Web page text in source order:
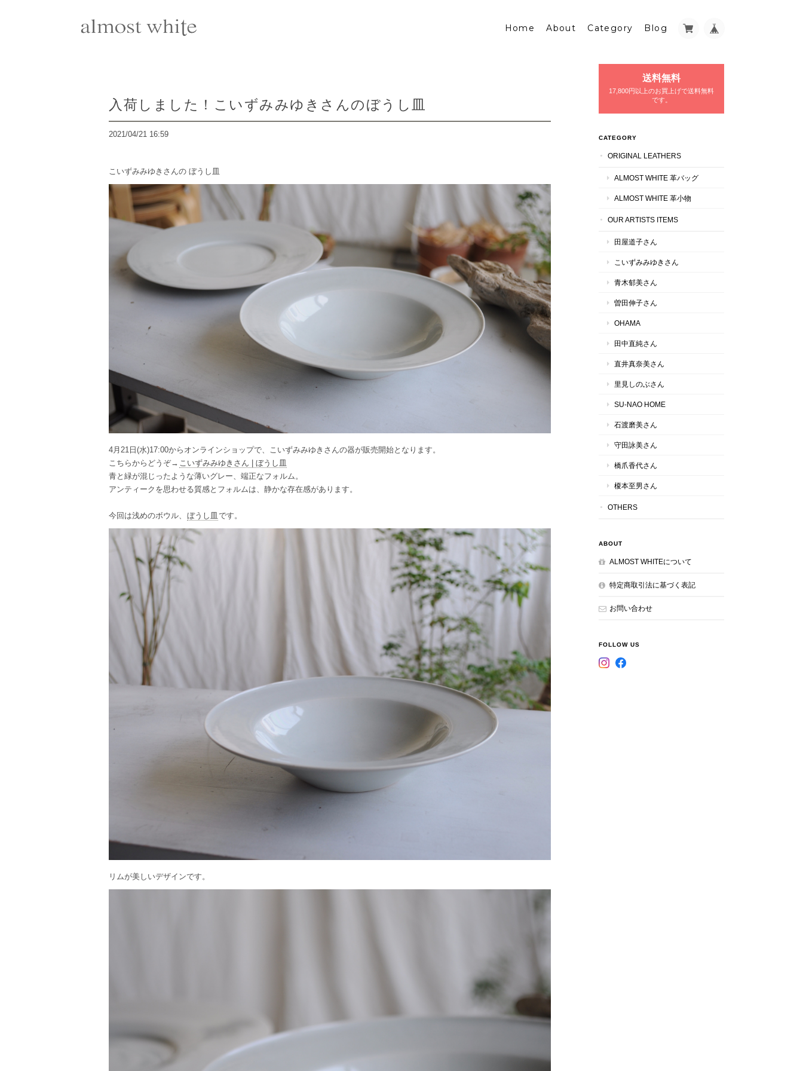
Home About Category Blog
入荷しました！こいずみみゆきさんのぼうし皿
2021/04/21 16:59
こいずみみゆきさんの ぼうし皿
4月21日(水)17:00からオンラインショップで、こいずみみゆきさんの器が販売開始となります。
こちらからどうぞ→ こいずみみゆきさん | ぼうし皿
青と緑が混じったような薄いグレー、端正なフォルム。
アンティークを思わせる質感とフォルムは、静かな存在感があります。
今回は浅めのボウル、 ぼうし皿 です。
リムが美しいデザインです。
送料無料
17,800円以上のお買上げで送料無料
です。
CATEGORY
ORIGINAL LEATHERS
ALMOST WHITE 革バッグ
ALMOST WHITE 革小物
OUR ARTISTS ITEMS
田屋道子さん
こいずみみゆきさん
青木郁美さん
曽田伸子さん
OHAMA
田中直純さん
直井真奈美さん
里見しのぶさん
SU-NAO HOME
石渡磨美さん
守田詠美さん
橋爪香代さん
榎本至男さん
OTHERS
ABOUT
ALMOST WHITEについて
特定商取引法に基づく表記
お問い合わせ
FOLLOW US